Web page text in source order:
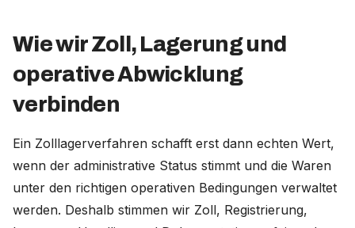
Wie wir Zoll, Lagerung und
operative Abwicklung
verbinden
Ein Zolllagerverfahren schafft erst dann echten Wert,
wenn der administrative Status stimmt und die Waren
unter den richtigen operativen Bedingungen verwaltet
werden. Deshalb stimmen wir Zoll, Registrierung,